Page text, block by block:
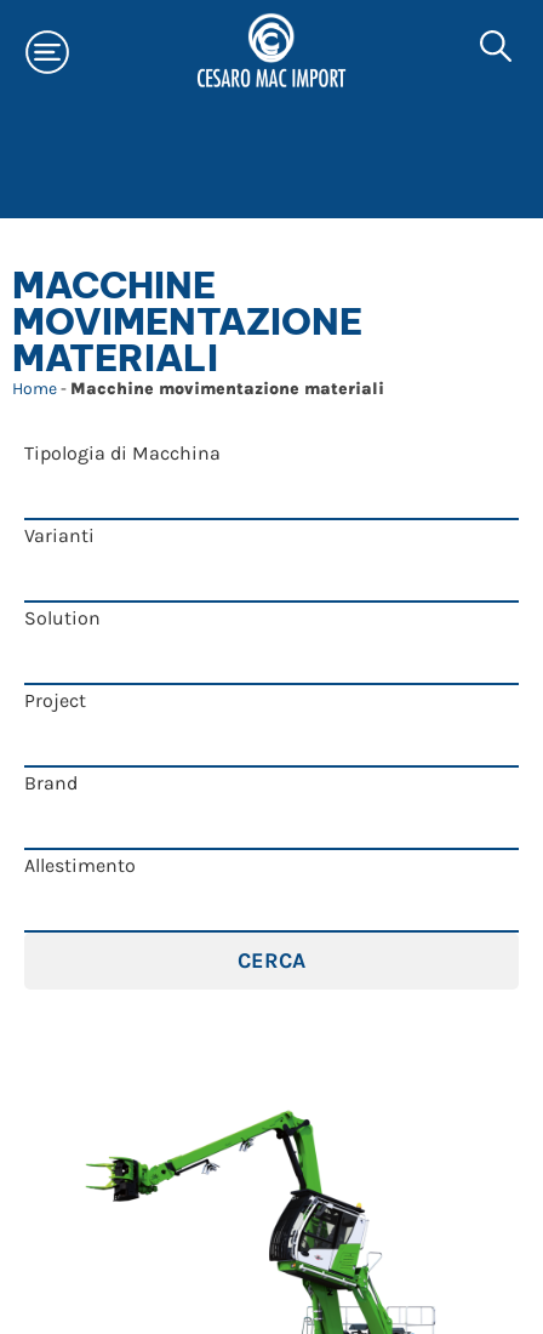
MACCHINE
MOVIMENTAZIONE
MATERIALI
Home- Macchine movimentazione materiali
Tipologia di Macchina
Varianti
Solution
Project
Brand
Allestimento
CERCA